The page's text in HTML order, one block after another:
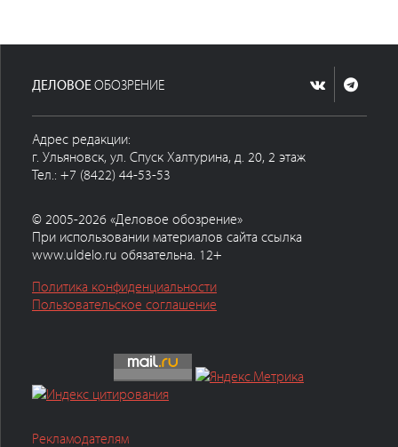
ДЕЛОВОЕ ОБОЗРЕНИЕ
Адрес редакции:
г. Ульяновск, ул. Спуск Халтурина, д. 20, 2 этаж
Тел.: +7 (8422) 44-53-53
© 2005-2026 «Деловое обозрение»
При использовании материалов сайта ссылка
www.uldelo.ru обязательна. 12+
Политика конфиденциальности
Пользовательское соглашение
Рекламодателям